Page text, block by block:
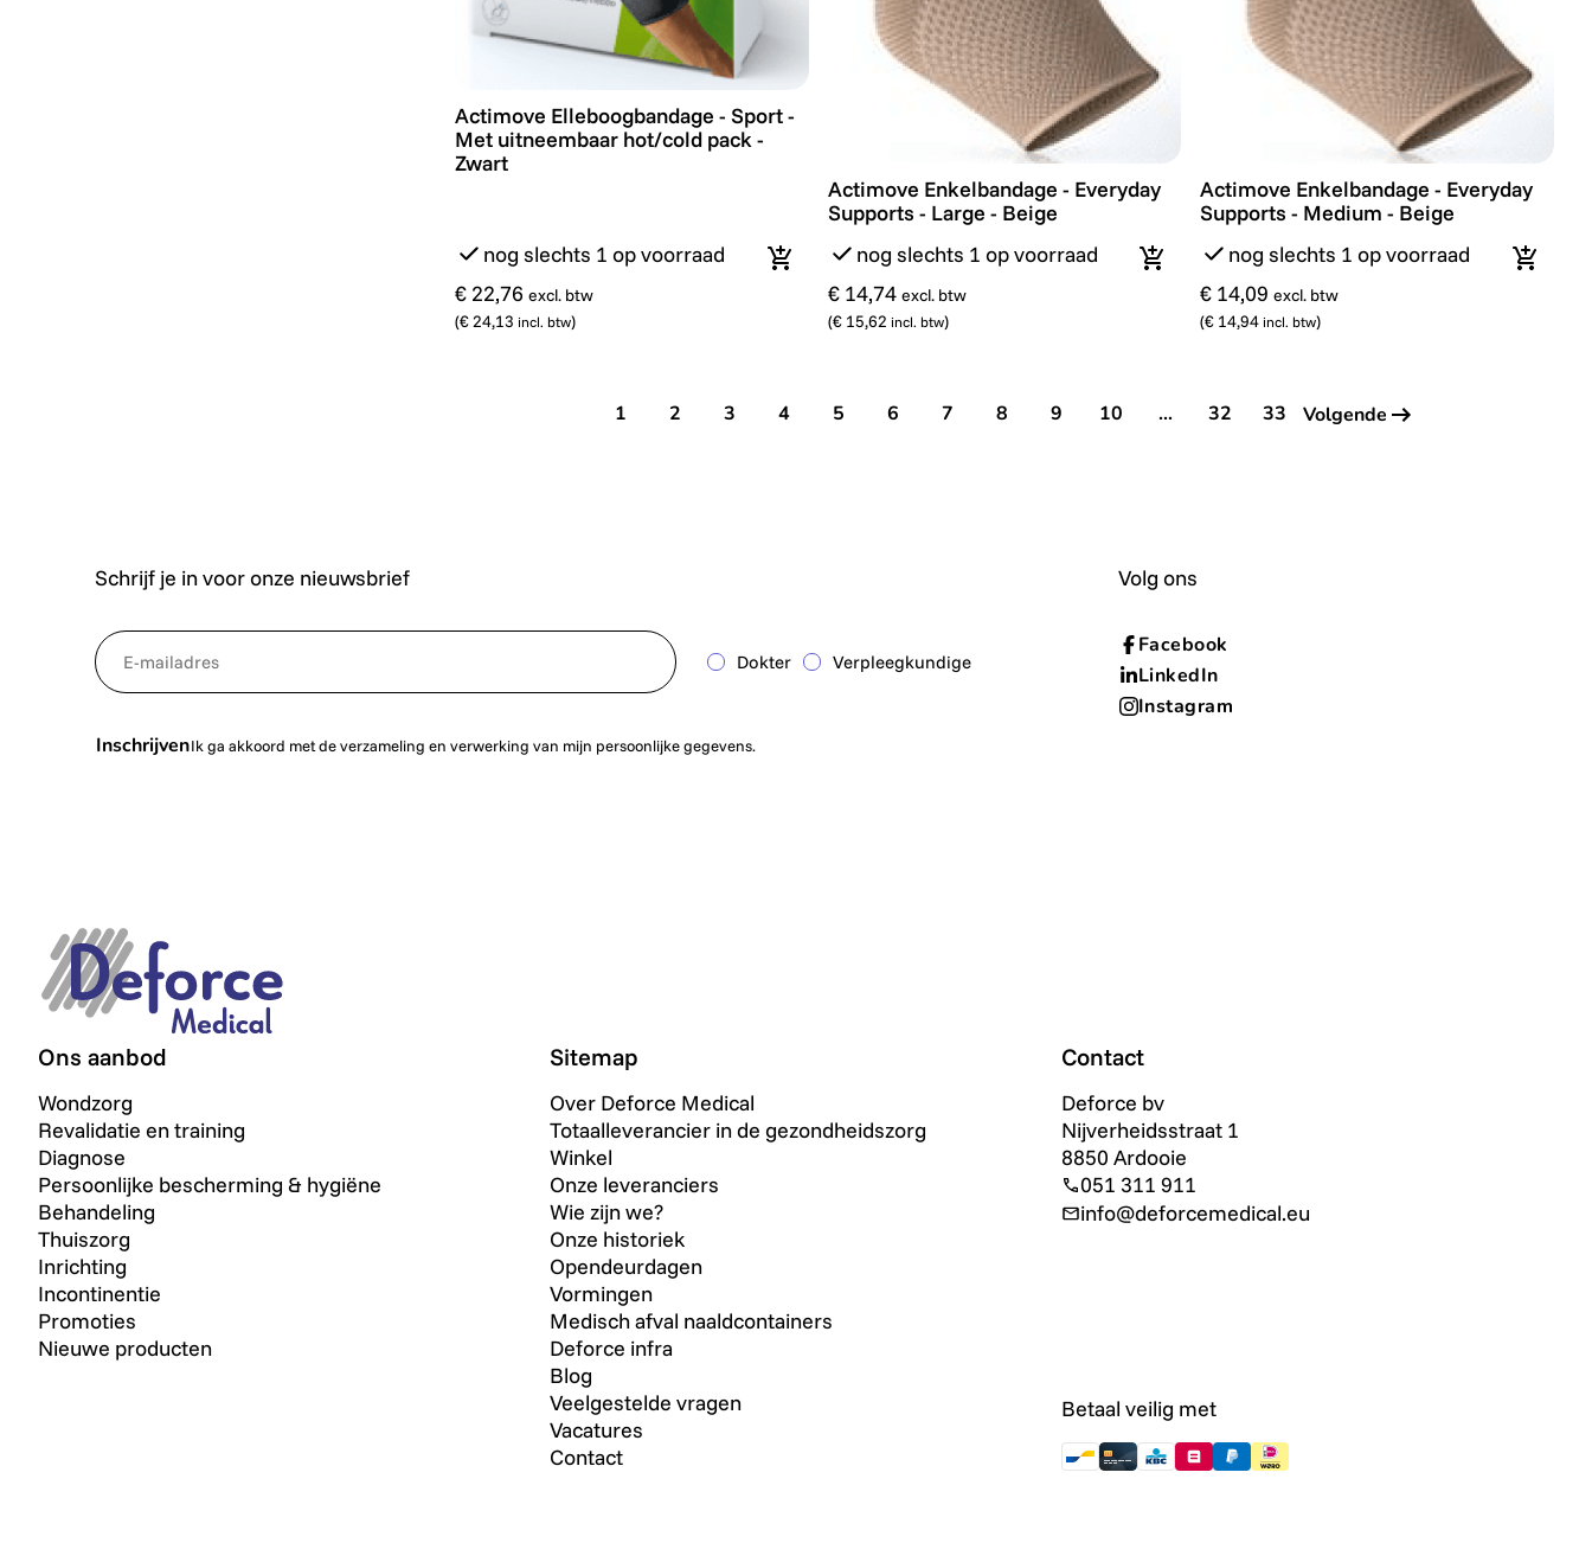
Actimove Elleboogbandage - Sport - Met uitneembaar hot/cold pack - Zwart
Actimove Elleboogbandage - Sport -
Met uitneembaar hot/cold pack -
Zwart
nog slechts 1 op voorraad
€ 22,76 excl. btw
(€ 24,13 incl. btw)
In winkelmandje
Actimove Enkelbandage - Everyday Supports - Large - Beige
Actimove Enkelbandage - Everyday
Supports - Large - Beige
nog slechts 1 op voorraad
€ 14,74 excl. btw
(€ 15,62 incl. btw)
In winkelmandje
Actimove Enkelbandage - Everyday
Actimove Enkelbandage - Everyday
Supports - Medium - Beige
nog slechts 1 op voorraad
€ 14,09 excl. btw
(€ 14,94 incl. btw)
In
1 2 3 4 5 6 7 8 9 10 ... 32 33 Volgende
Schrijf je in voor onze nieuwsbrief
NewsletterEmail
Dokter Verpleegkundige
InschrijvenIk ga akkoord met de verzameling en verwerking van mijn persoonlijke gegevens.
Volg ons
Facebook
LinkedIn
Instagram
Ons aanbod
Wondzorg
Revalidatie en training
Diagnose
Persoonlijke bescherming & hygiëne
Behandeling
Thuiszorg
Inrichting
Incontinentie
Promoties
Nieuwe producten
Sitemap
Over Deforce Medical
Totaalleverancier in de gezondheidszorg
Winkel
Onze leveranciers
Wie zijn we?
Onze historiek
Opendeurdagen
Vormingen
Medisch afval naaldcontainers
Deforce infra
Blog
Veelgestelde vragen
Vacatures
Contact
Contact
Deforce bv
Nijverheidsstraat 1
8850 Ardooie
051 311 911
info@deforcemedical.eu
Betaal veilig met